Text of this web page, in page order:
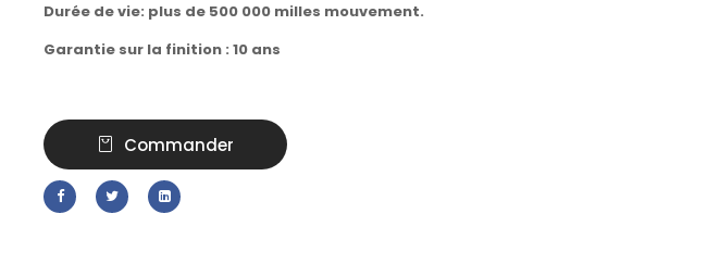
Durée de vie: plus de 500 000 milles mouvement.
Garantie sur la finition : 10 ans
Commander